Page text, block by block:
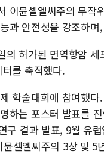
이뮨셀엘씨주의 무
과 안전성을 강조하
의 허가된 면역항암
를 축적했다.
학술대회에 참여했
하는 포스터 발표를
구 결과 발표, 9월 유
셀엘씨주의 3상 및 5